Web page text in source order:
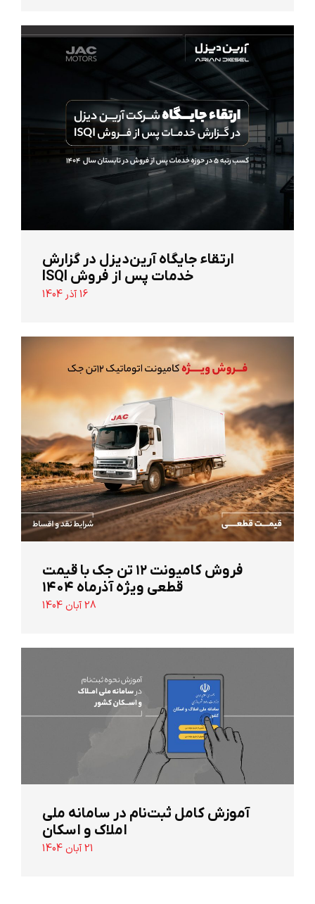
ارتقاء جایگاه آرین‌دیزل در گزارش
خدمات پس از فروش ISQI
16 آذر 1404
‌فروش کامیونت ۱۲ تن جک با قیمت
قطعی ویژه آذرماه ۱۴۰۴
28 آبان 1404
آموزش کامل ثبت‌نام در سامانه ملی
املاک و اسکان
21 آبان 1404